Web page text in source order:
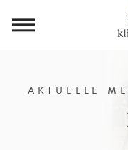
AKTUELLE